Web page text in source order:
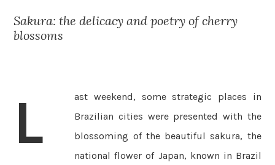
Sakura: the delicacy and poetry of cherry
blossoms
L
ast weekend, some strategic places in
Brazilian cities were presented with the
blossoming of the beautiful sakura, the
national flower of Japan, known in Brazil